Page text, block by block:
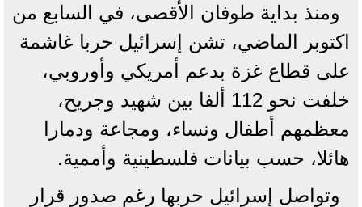
ومنذ بداية طوفان الأقصى، في السابع من
اكتوبر الماضي، تشن إسرائيل حربا غاشمة
على قطاع غزة بدعم أمريكي وأوروبي،
خلفت نحو 112 ألفا بين شهيد وجريح،
معظمهم أطفال ونساء، ومجاعة ودمارا
هائلا، حسب بيانات فلسطينية وأممية.
وتواصل إسرائيل حربها رغم صدور قرار